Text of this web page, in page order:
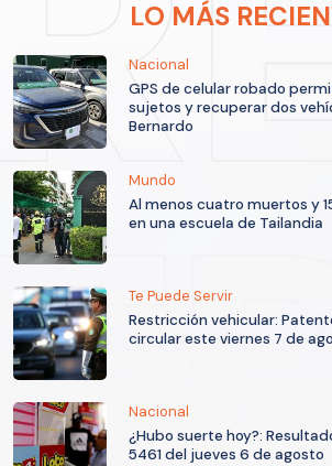
LO MÁS
Nacional
GPS de celular robado
sujetos y recuperar dos
Bernardo
Mundo
Al menos cuatro muertos y
en una escuela de Tailandia
Te Puede Servir
Restricción vehicular:
circular este viernes 7 de
Nacional
¿Hubo suerte hoy?:
5461 del jueves 6 de agosto